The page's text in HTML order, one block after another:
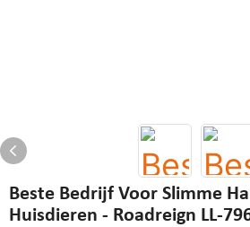
Beste Bedrijf Voor Slimme
Huisdieren - Roadreign LL-